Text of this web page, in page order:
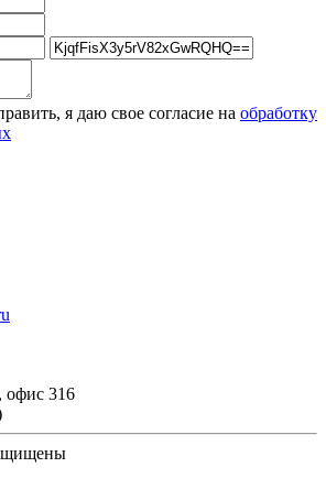
я даю свое согласие на обработку
офис 316